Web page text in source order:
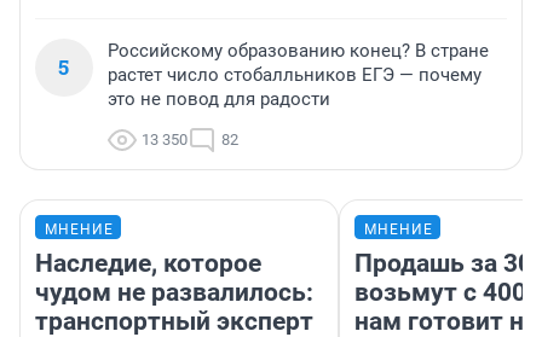
5
Российскому образованию конец? В стране
растет число стобалльников ЕГЭ — почему
это не повод для радости
13 350 82
МНЕНИЕ
Наследие, которое
чудом не развалилось:
транспортный эксперт
МНЕНИЕ
Продашь за
возьмут с
нам готовит